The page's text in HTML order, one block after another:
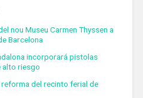
nou Museu Carmen Thyssen a
Barcelona
incorporará pistolas
alto riesgo
del recinto ferial de